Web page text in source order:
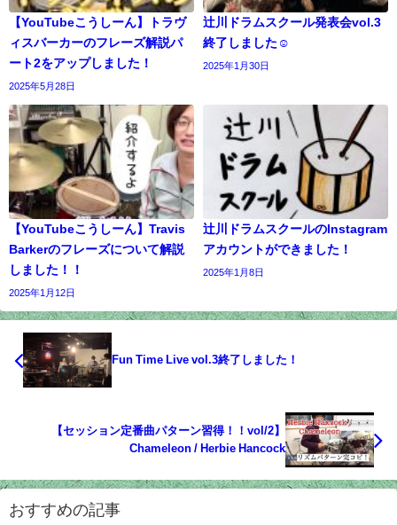
【YouTubeこうしーん】トラヴ
ィスバーカーのフレーズ解説パ
ート2をアップしました！
2025年5月28日
辻川ドラムスクール発表会vol.3
終了しました☺
2025年1月30日
【YouTubeこうしーん】Travis
Barkerのフレーズについて解説
しました！！
2025年1月12日
辻川ドラムスクールのInstagram
アカウントができました！
2025年1月8日
Fun Time Live vol.3終了しました！
【セッション定番曲パターン習得！！vol/2】
Chameleon / Herbie Hancock
おすすめの記事